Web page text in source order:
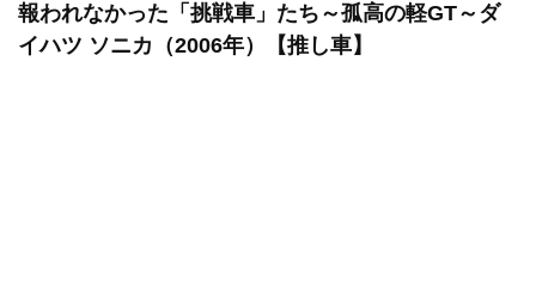
報われなかった「挑戦車」たち～孤高の軽GT～ダ
イハツ ソニカ（2006年）【推し車】